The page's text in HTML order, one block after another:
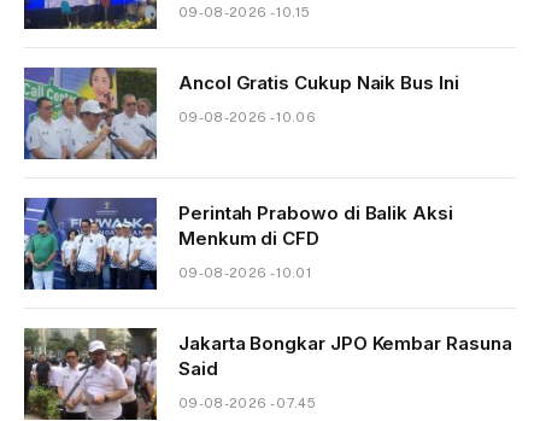
09-08-2026 - 10.15
Ancol Gratis Cukup Naik Bus Ini
09-08-2026 - 10.06
Perintah Prabowo di Balik Aksi
Menkum di CFD
09-08-2026 - 10.01
Jakarta Bongkar JPO Kembar Rasuna
Said
09-08-2026 - 07.45